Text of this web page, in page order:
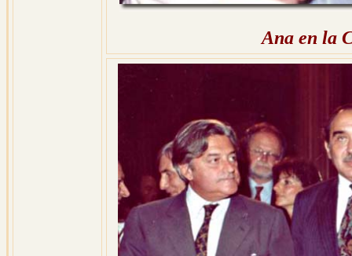
Ana en la